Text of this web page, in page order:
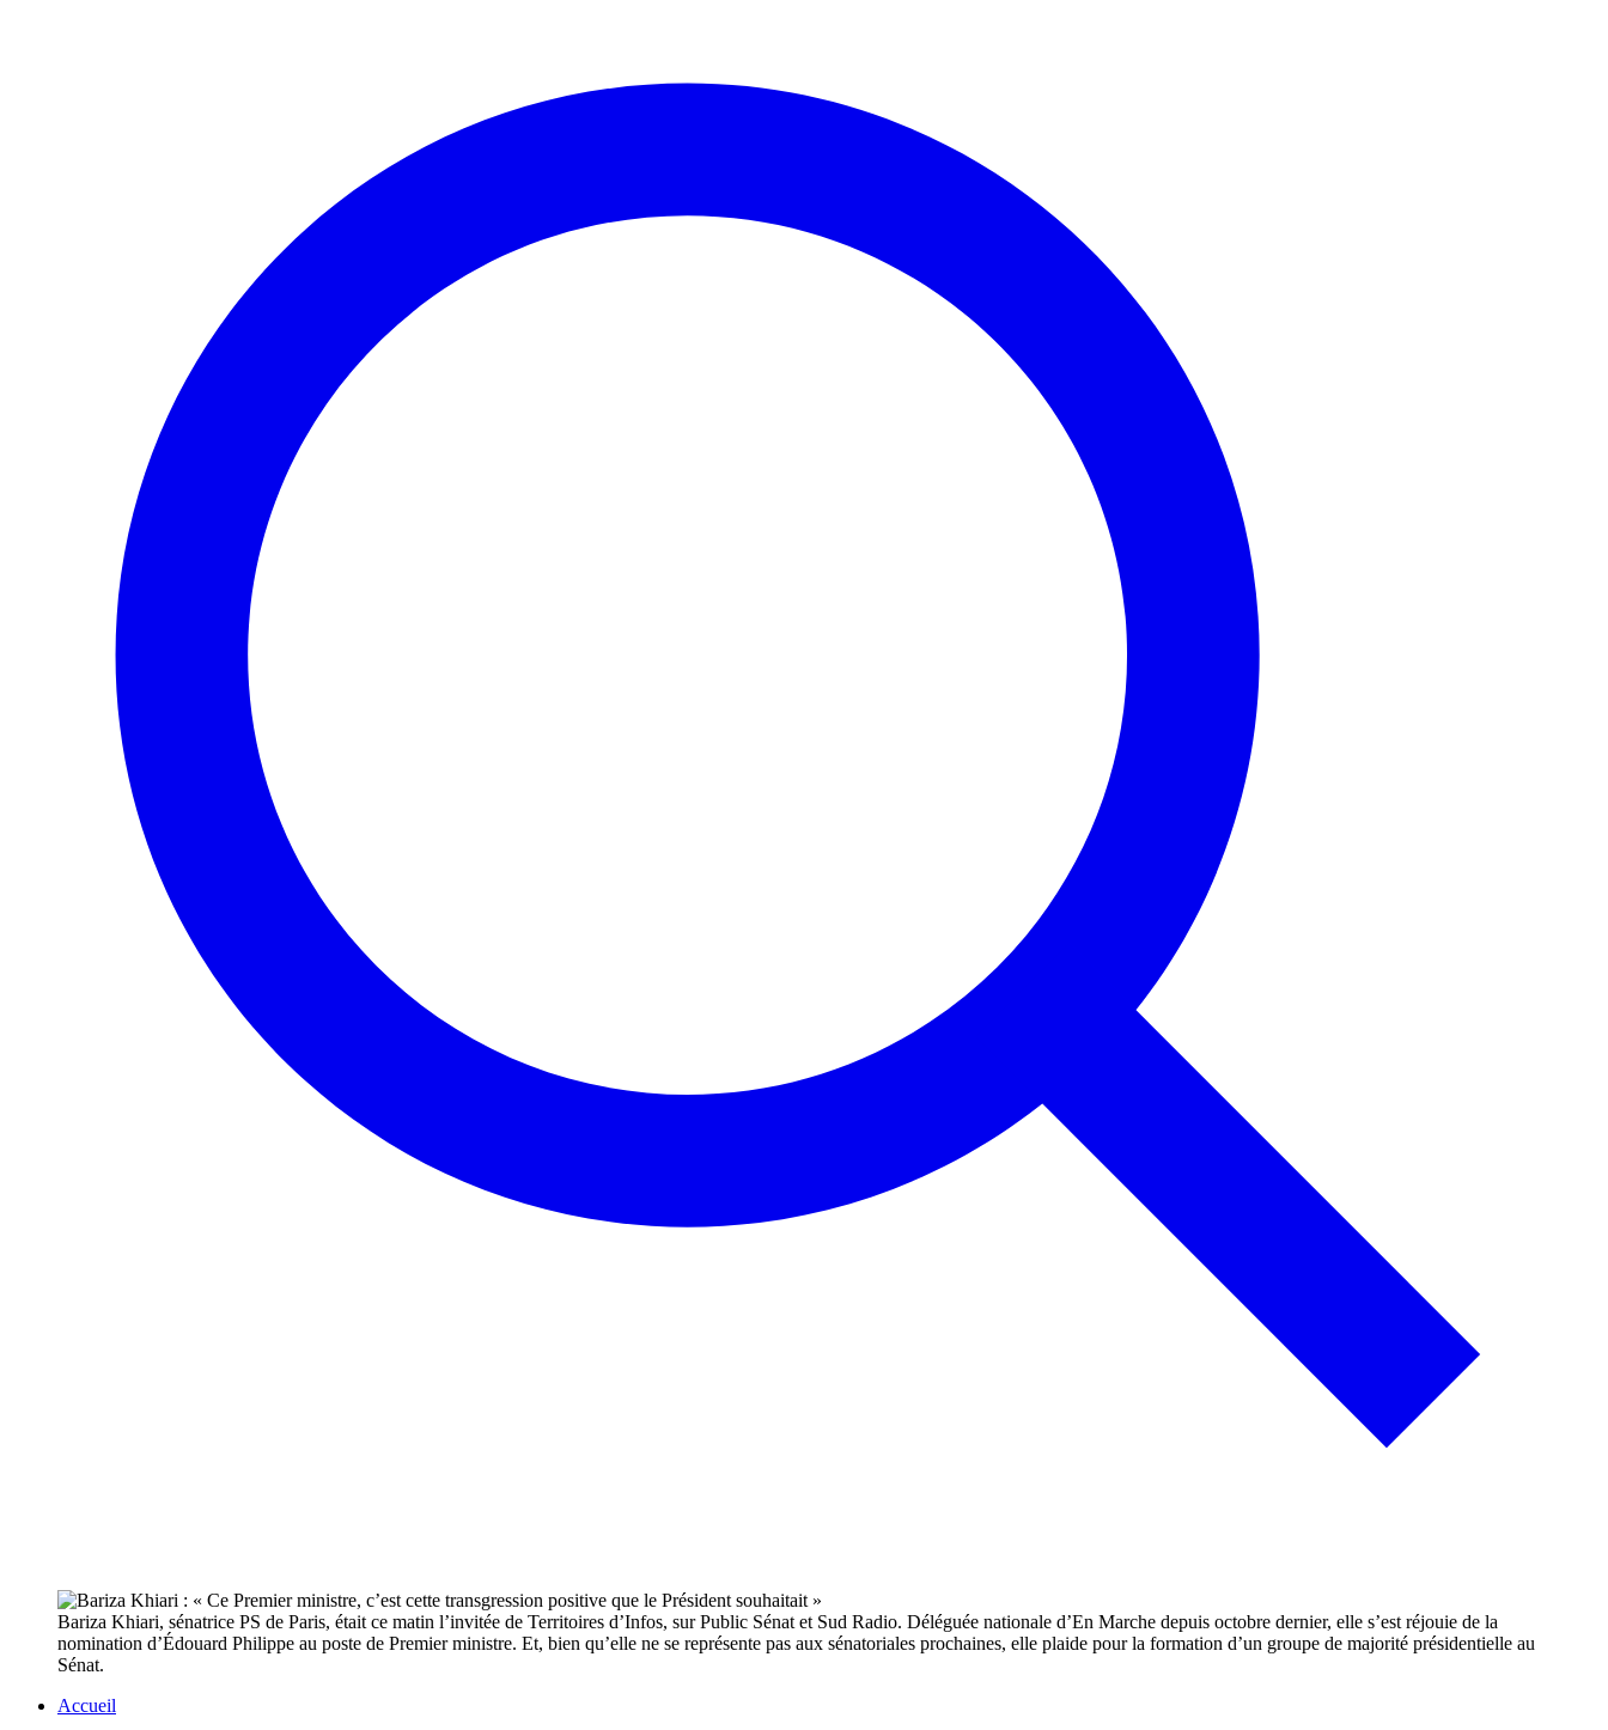
Bariza Khiari, sénatrice PS de Paris, était ce matin l’invitée de Territoires d’Infos, sur Public Sénat et Sud Radio. Déléguée nationale d’En Marche depuis octobre dernier, elle s’est réjouie de la
nomination d’Édouard Philippe au poste de Premier ministre. Et, bien qu’elle ne se représente pas aux sénatoriales prochaines, elle plaide pour la formation d’un groupe de majorité présidentielle au
Sénat.
Accueil